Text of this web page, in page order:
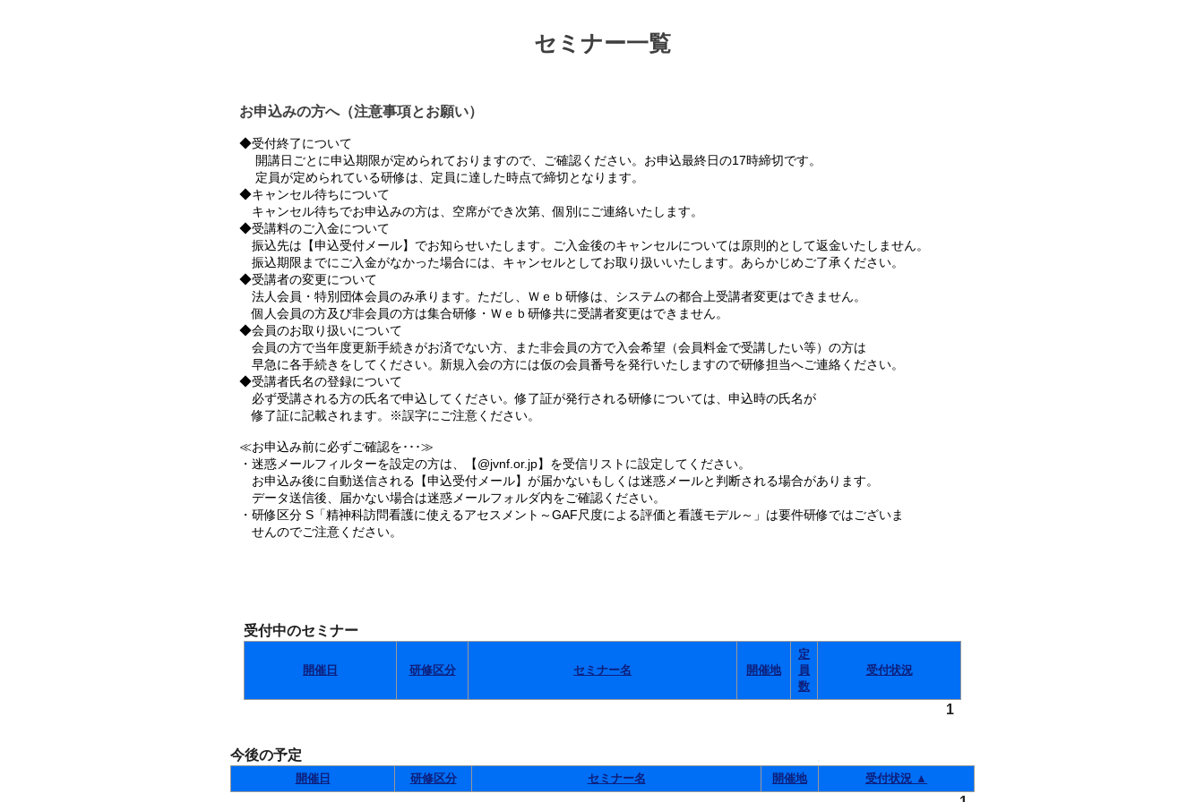
セミナー一覧
お申込みの方へ（注意事項とお願い）
◆受付終了について
開講日ごとに申込期限が定められておりますので、ご確認ください。お申込最終日の17時締切です。
定員が定められている研修は、定員に達した時点で締切となります。
◆キャンセル待ちについて
キャンセル待ちでお申込みの方は、空席ができ次第、個別にご連絡いたします。
◆受講料のご入金について
振込先は【申込受付メール】でお知らせいたします。ご入金後のキャンセルについては原則的として返金いたしません。
振込期限までにご入金がなかった場合には、キャンセルとしてお取り扱いいたします。あらかじめご了承ください。
◆受講者の変更について
法人会員・特別団体会員のみ承ります。ただし、Ｗｅｂ研修は、システムの都合上受講者変更はできません。
個人会員の方及び非会員の方は集合研修・Ｗｅｂ研修共に受講者変更はできません。
◆会員のお取り扱いについて
会員の方で当年度更新手続きがお済でない方、また非会員の方で入会希望（会員料金で受講したい等）の方は
早急に各手続きをしてください。新規入会の方には仮の会員番号を発行いたしますので研修担当へご連絡ください。
◆受講者氏名の登録について
必ず受講される方の氏名で申込してください。修了証が発行される研修については、申込時の氏名が
修了証に記載されます。※誤字にご注意ください。
≪お申込み前に必ずご確認を･･･≫
・迷惑メールフィルターを設定の方は、【@jvnf.or.jp】を受信リストに設定してください。
お申込み後に自動送信される【申込受付メール】が届かないもしくは迷惑メールと判断される場合があります。
データ送信後、届かない場合は迷惑メールフォルダ内をご確認ください。
・研修区分 S「精神科訪問看護に使えるアセスメント～GAF尺度による評価と看護モデル～」は要件研修ではございま
せんのでご注意ください。
受付中のセミナー
開催日 研修区分 セミナー名 開催地
定
員
数
受付状況
1
今後の予定
開催日 研修区分 セミナー名 開催地 受付状況 ▲